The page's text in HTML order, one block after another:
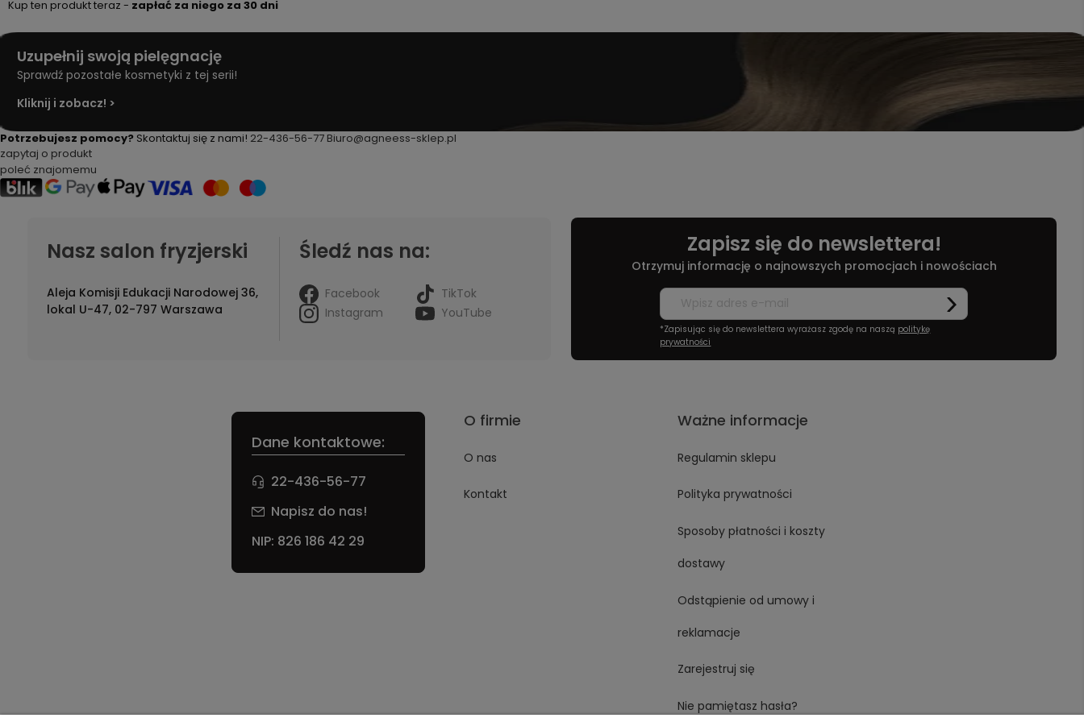
Kup ten produkt teraz - zapłać za niego za 30 dni
Uzupełnij swoją pielęgnację
Sprawdź pozostałe kosmetyki z tej serii!
Kliknij i zobacz! >
Potrzebujesz pomocy? Skontaktuj się z nami! 22-436-56-77 Biuro@agneess-sklep.pl
zapytaj o produkt
poleć znajomemu
Nasz salon fryzjerski
Aleja Komisji Edukacji Narodowej 36,
lokal U-47, 02-797 Warszawa
Śledź nas na:
Facebook
TikTok
Instagram
YouTube
Zapisz się do newslettera!
Otrzymuj informację o najnowszych promocjach i nowościach
*Zapisując się do newslettera wyrażasz zgodę na naszą politykę
prywatności
Dane kontaktowe:
22-436-56-77
Napisz do nas!
NIP: 826 186 42 29
O firmie
O nas
Kontakt
Ważne informacje
Regulamin sklepu
Polityka prywatności
Sposoby płatności i koszty
dostawy
Odstąpienie od umowy i
reklamacje
Zarejestruj się
Nie pamiętasz hasła?